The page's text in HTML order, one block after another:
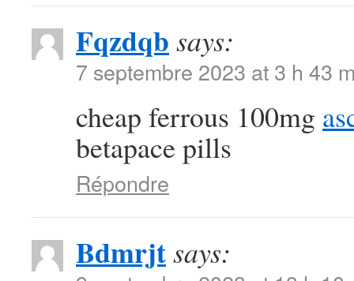
Fqzdqb says:
7 septembre 2023 at 3 h 43
cheap ferrous 100mg
betapace pills
Répondre
Bdmrjtsays: